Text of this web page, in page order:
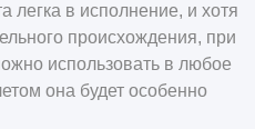
легка в исполнение, и хотя
происхождения, при
использовать в любое
она будет особенно